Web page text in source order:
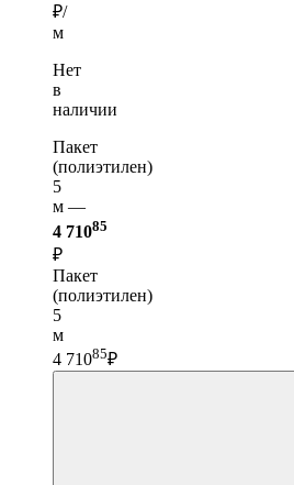
₽/
м
Нет
в
наличии
Пакет
(полиэтилен)
5
м —
4 71085
₽
Пакет
(полиэтилен)
5
м
4 71085₽